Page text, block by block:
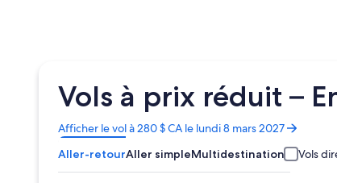
Vols à prix réduit –
Afficher le vol à 280 $ CA le lundi 8 mars 2027
S’ouvre
dans
une
nouvelle
Aller-retourAller simpleMultidestinations Vols